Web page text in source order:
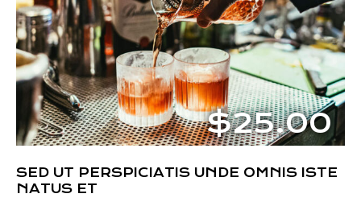
$25.00
SED UT PERSPICIATIS UNDE OMNIS ISTE
NATUS ET